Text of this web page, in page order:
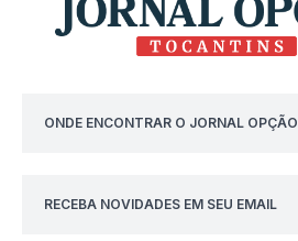
ONDE ENCONTRAR O JORNAL OPÇÃO
RECEBA NOVIDADES EM SEU EMAIL